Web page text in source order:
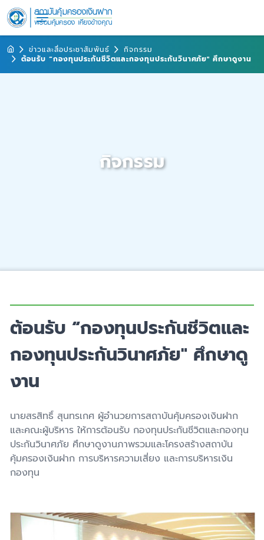
ข่าวและสื่อประชาสัมพันธ์
กิจกรรม
ต้อนรับ “กองทุนประกันชีวิตและกองทุนประกันวินาศภัย" ศึกษาดูงาน
กิจกรรม
ต้อนรับ “กองทุนประกันชีวิตและ
กองทุนประกันวินาศภัย" ศึกษาดู
งาน
นายสรสิทธิ์ สุนทรเกศ ผู้อำนวยการสถาบันคุ้มครองเงินฝาก
และคณะผู้บริหาร ให้การต้อนรับ กองทุนประกันชีวิตและกองทุน
ประกันวินาศภัย ศึกษาดูงานภาพรวมและโครงสร้างสถาบัน
คุ้มครองเงินฝาก การบริหารความเสี่ยง และการบริหารเงิน
กองทุน